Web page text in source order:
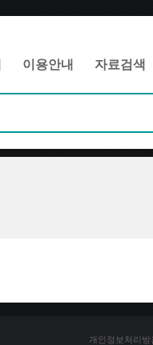
이용안내 자료검색
개인정보처리방